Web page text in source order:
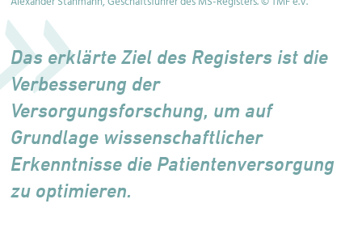
Das erklärte Ziel des Registers ist die
Verbesserung der
Versorgungsforschung, um auf
Grundlage wissenschaftlicher
Erkenntnisse die Patienten­versorgung
zu optimieren.